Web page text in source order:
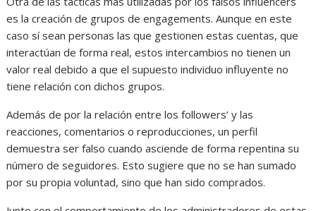
es la creación de grupos de engagements. Aunque en este
caso sí sean personas las que gestionen estas cuentas, que
interactúan de forma real, estos intercambios no tienen un
valor real debido a que el supuesto individuo influyente no
tiene relación con dichos grupos.
Además de por la relación entre los followers’ y las
reacciones, comentarios o reproducciones, un perfil
demuestra ser falso cuando asciende de forma repentina su
número de seguidores. Esto sugiere que no se han sumado
por su propia voluntad, sino que han sido comprados.